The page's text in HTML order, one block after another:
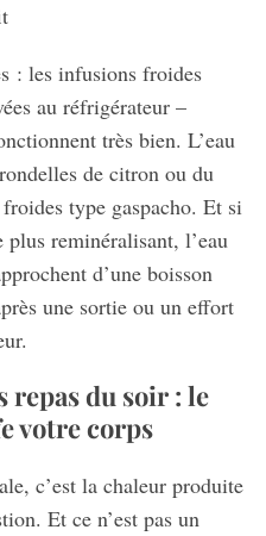
: les infusions froides
au réfrigérateur –
très bien. L’eau
de citron ou du
type gaspacho. Et si
plus reminéralisant, l’eau
d’une boisson
une sortie ou un effort
repas du soir : le
votre corps
c’est la chaleur produite
Et ce n’est pas un